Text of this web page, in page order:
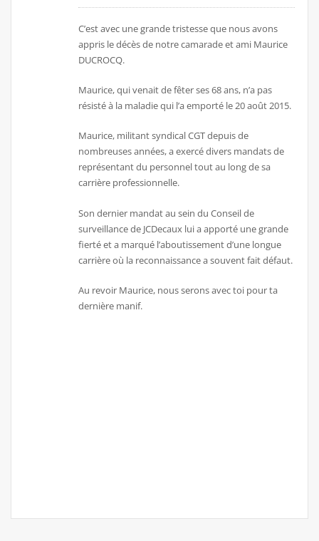
C’est avec une grande tristesse que nous avons
appris le décès de notre camarade et ami Maurice
DUCROCQ.
Maurice, qui venait de fêter ses 68 ans, n’a pas
résisté à la maladie qui l’a emporté le 20 août 2015.
Maurice, militant syndical CGT depuis de
nombreuses années, a exercé divers mandats de
représentant du personnel tout au long de sa
carrière professionnelle.
Son dernier mandat au sein du Conseil de
surveillance de JCDecaux lui a apporté une grande
fierté et a marqué l’aboutissement d’une longue
carrière où la reconnaissance a souvent fait défaut.
Au revoir Maurice, nous serons avec toi pour ta
dernière manif.